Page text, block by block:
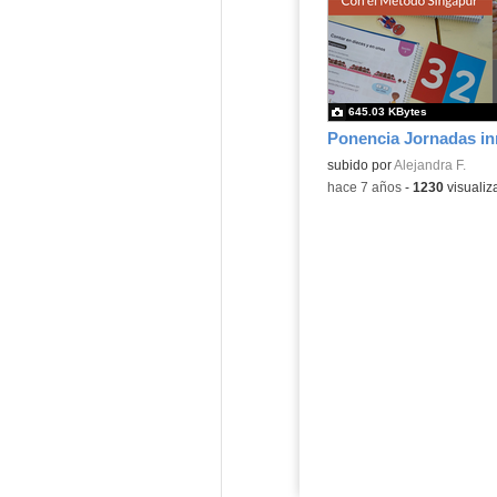
Contenido educativo.
subido porAlejandra F.
645.03 KBytes
-hace 7 años- 1230